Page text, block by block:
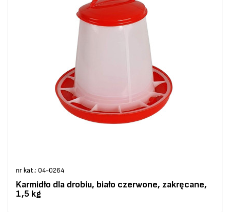
nr kat.: 04-0264
Karmidło dla drobiu, biało czerwone, zakręcane,
1,5 kg